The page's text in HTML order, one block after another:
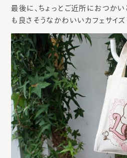
最後に、ちょっとご近所におつかい
も良さそうなかわいいカフェサイズ